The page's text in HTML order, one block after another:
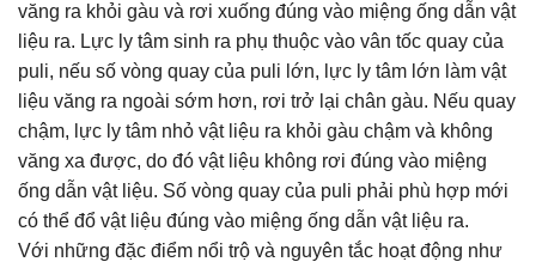
văng ra khỏi gàu và rơi xuống đúng vào miệng ống dẫn vật
liệu ra. Lực ly tâm sinh ra phụ thuộc vào vân tốc quay của
puli, nếu số vòng quay của puli lớn, lực ly tâm lớn làm vật
liệu văng ra ngoài sớm hơn, rơi trở lại chân gàu. Nếu quay
chậm, lực ly tâm nhỏ vật liệu ra khỏi gàu chậm và không
văng xa được, do đó vật liệu không rơi đúng vào miệng
ống dẫn vật liệu. Số vòng quay của puli phải phù hợp mới
có thể đổ vật liệu đúng vào miệng ống dẫn vật liệu ra.
Với những đặc điểm nổi trộ và nguyên tắc hoạt động như